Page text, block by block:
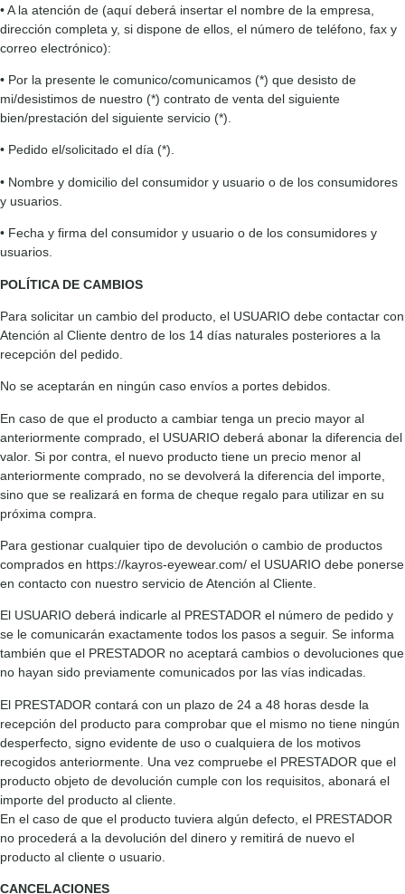
• A la atención de (aquí deberá insertar el nombre de la empresa,
dirección completa y, si dispone de ellos, el número de teléfono, fax y
correo electrónico):
• Por la presente le comunico/comunicamos (*) que desisto de
mi/desistimos de nuestro (*) contrato de venta del siguiente
bien/prestación del siguiente servicio (*).
• Pedido el/solicitado el día (*).
• Nombre y domicilio del consumidor y usuario o de los consumidores
y usuarios.
• Fecha y firma del consumidor y usuario o de los consumidores y
usuarios.
POLÍTICA DE CAMBIOS
Para solicitar un cambio del producto, el USUARIO debe contactar con
Atención al Cliente dentro de los 14 días naturales posteriores a la
recepción del pedido.
No se aceptarán en ningún caso envíos a portes debidos.
En caso de que el producto a cambiar tenga un precio mayor al
anteriormente comprado, el USUARIO deberá abonar la diferencia del
valor. Si por contra, el nuevo producto tiene un precio menor al
anteriormente comprado, no se devolverá la diferencia del importe,
sino que se realizará en forma de cheque regalo para utilizar en su
próxima compra.
Para gestionar cualquier tipo de devolución o cambio de productos
comprados en https://kayros-eyewear.com/ el USUARIO debe ponerse
en contacto con nuestro servicio de Atención al Cliente.
El USUARIO deberá indicarle al PRESTADOR el número de pedido y
se le comunicarán exactamente todos los pasos a seguir. Se informa
también que el PRESTADOR no aceptará cambios o devoluciones que
no hayan sido previamente comunicados por las vías indicadas.
El PRESTADOR contará con un plazo de 24 a 48 horas desde la
recepción del producto para comprobar que el mismo no tiene ningún
desperfecto, signo evidente de uso o cualquiera de los motivos
recogidos anteriormente. Una vez compruebe el PRESTADOR que el
producto objeto de devolución cumple con los requisitos, abonará el
importe del producto al cliente.
En el caso de que el producto tuviera algún defecto, el PRESTADOR
no procederá a la devolución del dinero y remitirá de nuevo el
producto al cliente o usuario.
CANCELACIONES